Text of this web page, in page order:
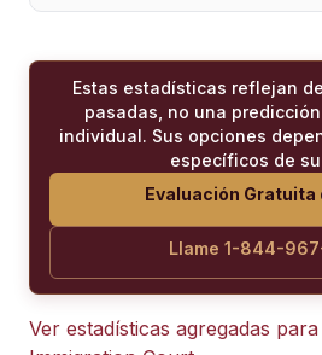
Estas estadísticas reflejan
pasadas, no una
individual. Sus opciones
específicos de
Evaluación Gratuita
Llame 1-844-
Ver estadísticas agregadas para